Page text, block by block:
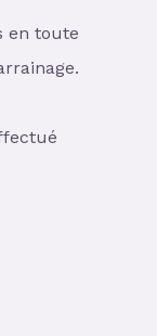
en toute